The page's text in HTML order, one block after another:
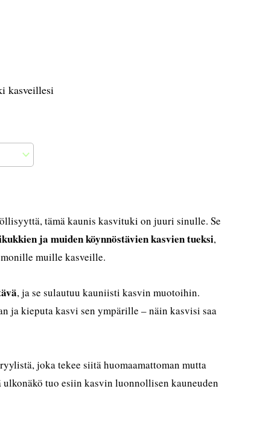
kasveillesi
tämä kaunis kasvituki on juuri sinulle. Se
ja muiden köynnöstävien kasvien tueksi,
muille kasveille.
, ja se sulautuu kauniisti kasvin muotoihin.
ja kieputa kasvi sen ympärille – näin kasvisi saa
joka tekee siitä huomaamattoman mutta
ulkonäkö tuo esiin kasvin luonnollisen kauneuden